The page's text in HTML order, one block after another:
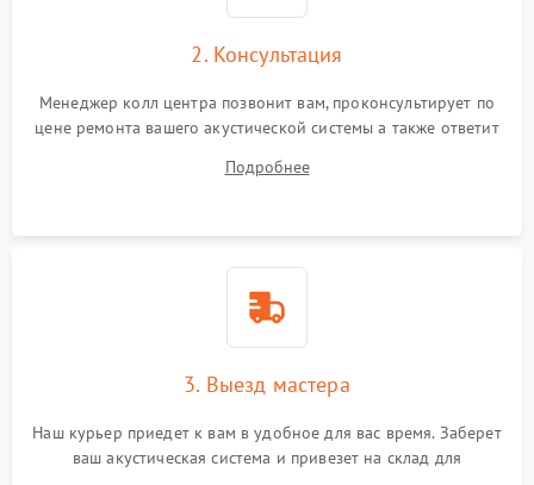
2. Консультация
Менеджер колл центра позвонит вам, проконсультирует по
цене ремонта вашего акустической системы а также ответит
Подробнее
3. Выезд мастера
Наш курьер приедет к вам в удобное для вас время. Заберет
ваш акустическая система и привезет на склад для